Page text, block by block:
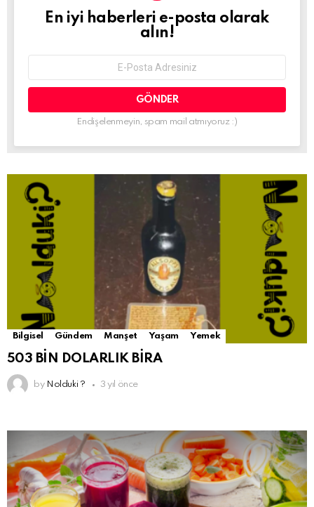
NEWSLETTER
En iyi haberleri e-posta olarak
alın!
Endişelenmeyin, spam mail atmıyoruz :)
Bilgisel Gündem Manşet Yaşam Yemek
503 BİN DOLARLIK BİRA
by Nolduki ? 3 yıl önce